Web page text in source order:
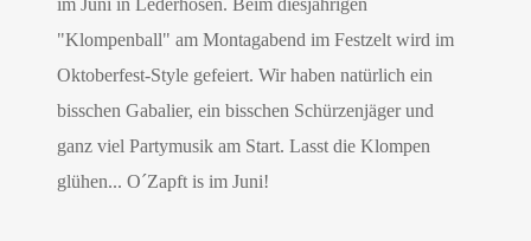
im Juni in Lederhosen. Beim diesjährigen
"Klompenball" am Montagabend im Festzelt wird im
Oktoberfest-Style gefeiert. Wir haben natürlich ein
bisschen Gabalier, ein bisschen Schürzenjäger und
ganz viel Partymusik am Start. Lasst die Klompen
glühen... O´Zapft is im Juni!